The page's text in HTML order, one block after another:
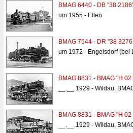
BMAG 6440 - DB "38
um 1955 - Elten
BMAG 7544 - DR "38
um 1972 - Engelsdorf (bei
BMAG 8831 - BMAG "H
__.__.1929 - Wildau,
BMAG 8831 - BMAG "H
__.__.1929 - Wildau,